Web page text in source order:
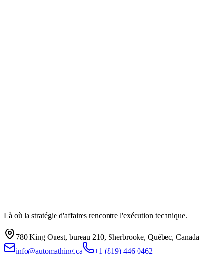
Là où la stratégie d'affaires rencontre l'exécution technique.
780 King Ouest, bureau 210, Sherbrooke, Québec, Canada
info@automathing.ca
+1 (819) 446 0462